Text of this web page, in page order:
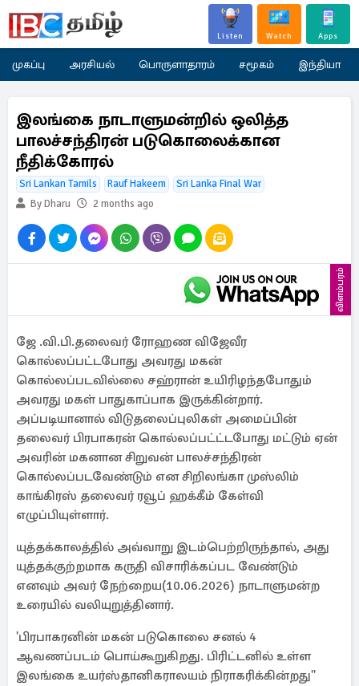
Listen Watch Apps
முகப்பு அரசியல் பொருளாதாரம் சமூகம் இந்தியா
இலங்கை நாடாளுமன்றில் ஒலித்த
பாலச்சந்திரன் படுகொலைக்கான
நீதிக்கோரல்
Sri Lankan Tamils Rauf Hakeem
Sri Lanka Final War
By Dharu
2 months ago
விளம்பரம்
ஜே .வி.பி.தலைவர் ரோஹண விஜேவீர
கொல்லப்பட்டபோது அவரது மகன்
கொல்லப்படவில்லை சஹ்ரான் உயிரிழந்தபோதும்
அவரது மகள் பாதுகாப்பாக இருக்கின்றார்.
அப்படியானால் விடுதலைப்புலிகள் அமைப்பின்
தலைவர் பிரபாகரன் கொல்லப்பட்ட்டபோது மட்டும் ஏன்
அவரின் மகனான சிறுவன் பாலச்சந்திரன்
கொல்லப்படவேண்டும் என சிறிலங்கா முஸ்லிம்
காங்கிரஸ் தலைவர் ரவூப் ஹக்கீம் கேள்வி
எழுப்பியுள்ளார்.
யுத்தக்காலத்தில் அவ்வாறு இடம்பெற்றிருந்தால், அது
யுத்தக்குற்றமாக கருதி விசாரிக்கப்பட வேண்டும்
எனவும் அவர் நேற்றைய(10.06.2026) நாடாளுமன்ற
உரையில் வலியுறுத்தினார்.
'பிரபாகரனின் மகன் படுகொலை சனல் 4
ஆவணப்படம் பொய்கூறுகிறது. பிரிட்டனில் உள்ள
இலங்கை உயர்ஸ்தானிகராலயம் நிராகரிக்கின்றது''